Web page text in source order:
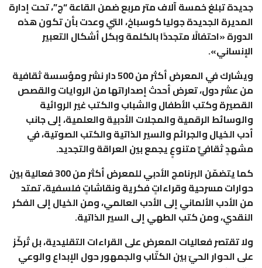
جديدة تبلغ خمسة آلاف متر مربع ضمن القاعة “ج”، تحت إدارة
المديرة الجديدة جوليا كوسباخ، التي وعدت بأن تكون هذه
الدورة «احتفالًا متجددًا بالكلمة وبكل أشكال التعبير
الإنساني».
ويشارك في المعرض أكثر من 500 دار نشر ومؤسسة ثقافية
من عشر دول، تعرض أحدث إصداراتها من الروايات والقصص
القصيرة وكتب الأطفال والشباب والكتب غير الروائية
والوسائط الرقمية والمجلات الأدبية والعلمية، إلى جانب
أدب الخيال والجرائم والسير الذاتية والكتب الصوتية، في
مشهدٍ ثقافيٍّ متنوعٍ يجمع بين العراقة والتجديد.
كما يتضمّن البرنامج الأدبي للمعرض أكثر من 300 فعالية بين
حوارات مسرحية وقراءاتٍ فكرية ونقاشاتٍ فلسفية، تمتد
من الأدب الألماني إلى الأدب العالمي، ومن الخيال إلى الفكر
النقدي، ومن كتب الطهي إلى السير الذاتية.
ولا تقتصر فعاليات المعرض على القراءات التقليدية، بل تُركّز
على الحوار الحيّ بين الكتّاب والجمهور حول الإبداع والوعي